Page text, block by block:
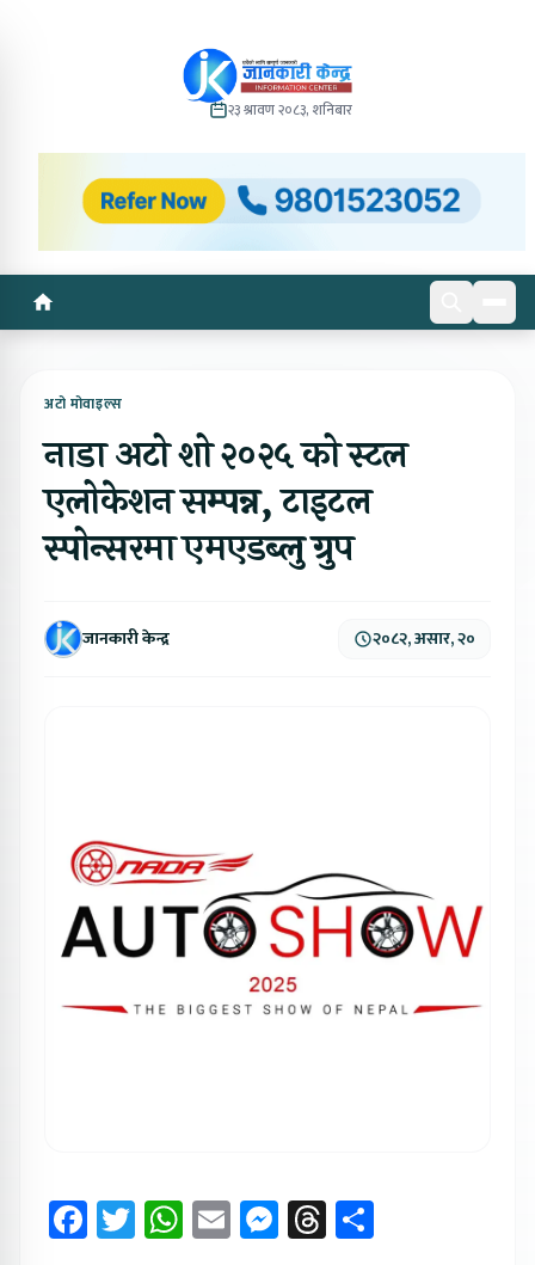
२३ श्रावण २०८३, शनिबार
अटो मोवाइल्स
नाडा अटो शो २०२५ को स्टल
एलोकेशन सम्पन्न, टाइटल
स्पोन्सरमा एमएडब्लु ग्रुप
जानकारी केन्द्र २०८२, असार, २०
Facebook
Twitter
WhatsApp
EmailMessenger
Threads